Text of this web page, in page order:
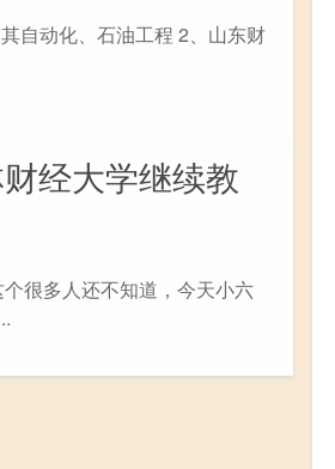
自动化、石油工程 2、山东财
经大学继续教
很多人还不知道，今天小六